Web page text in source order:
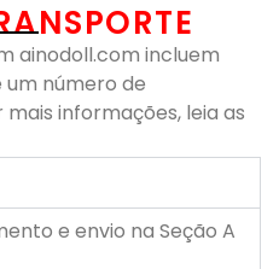
ainodoll.com incluem
número de
informações, leia as
e envio na Seção A